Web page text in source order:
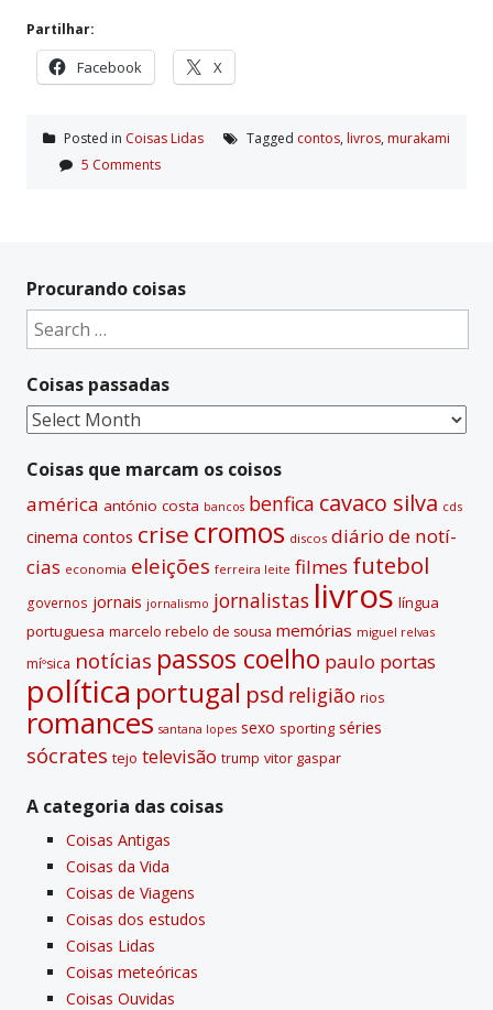
Partilhar:
Facebook X
Posted in Coisas Lidas Tagged contos, livros, murakami
5 Comments
Procurando coisas
Search
for:
Coisas passadas
Coisas
Coisas que marcam os coisos
américa antónio costa bancos benfica cavaco silva cds
cinema contos crise cromos discos diário de notí­
cias economia eleições ferreira leite filmes futebol
governos jornais jornalismo jornalistas livros lí­ngua
portuguesa marcelo rebelo de sousa memórias miguel relvas
míºsica notí­cias passos coelho paulo portas
polí­tica portugal psd religião rios
romances santana lopes sexo sporting séries
sócrates tejo televisão trump vitor gaspar
A categoria das coisas
Coisas Antigas
Coisas da Vida
Coisas de Viagens
Coisas dos estudos
Coisas Lidas
Coisas meteóricas
Coisas Ouvidas